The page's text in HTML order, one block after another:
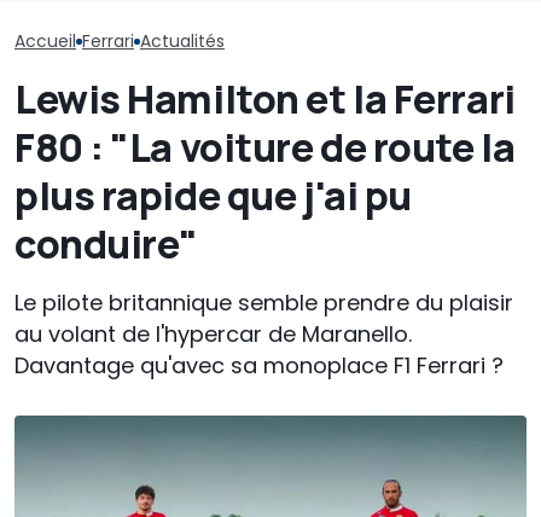
Accueil Ferrari Actualités
Lewis Hamilton et la Ferrari
F80 : "La voiture de route la
plus rapide que j'ai pu
conduire"
Le pilote britannique semble prendre du plaisir
au volant de l'hypercar de Maranello.
Davantage qu'avec sa monoplace F1 Ferrari ?